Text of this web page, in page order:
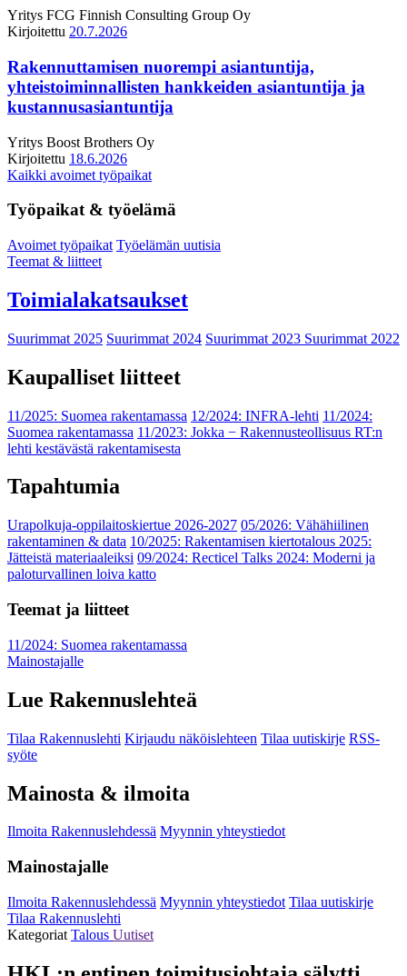
Yritys FCG Finnish Consulting Group Oy
Kirjoitettu 20.7.2026
Rakennuttamisen nuorempi asiantuntija,
yhteistoiminnallisten hankkeiden asiantuntija ja
kustannusasiantuntija
Yritys Boost Brothers Oy
Kirjoitettu 18.6.2026
Kaikki avoimet työpaikat
Työpaikat & työelämä
Avoimet työpaikat Työelämän uutisia
Teemat & liitteet
Toimialakatsaukset
Suurimmat 2025 Suurimmat 2024 Suurimmat 2023 Suurimmat 2022
Kaupalliset liitteet
11/2025: Suomea rakentamassa 12/2024: INFRA-lehti 11/2024:
Suomea rakentamassa 11/2023: Jokka − Rakennusteollisuus RT:n
lehti kestävästä rakentamisesta
Tapahtumia
Urapolkuja-oppilaitoskiertue 2026-2027 05/2026: Vähähiilinen
rakentaminen & data 10/2025: Rakentamisen kiertotalous 2025:
Jätteistä materiaaleiksi 09/2024: Recticel Talks 2024: Moderni ja
paloturvallinen loiva katto
Teemat ja liitteet
11/2024: Suomea rakentamassa
Mainostajalle
Lue Rakennuslehteä
Tilaa Rakennuslehti Kirjaudu näköislehteen Tilaa uutiskirje RSS-
syöte
Mainosta & ilmoita
Ilmoita Rakennuslehdessä Myynnin yhteystiedot
Mainostajalle
Ilmoita Rakennuslehdessä Myynnin yhteystiedot Tilaa uutiskirje
Tilaa Rakennuslehti
Kategoriat Talous Uutiset